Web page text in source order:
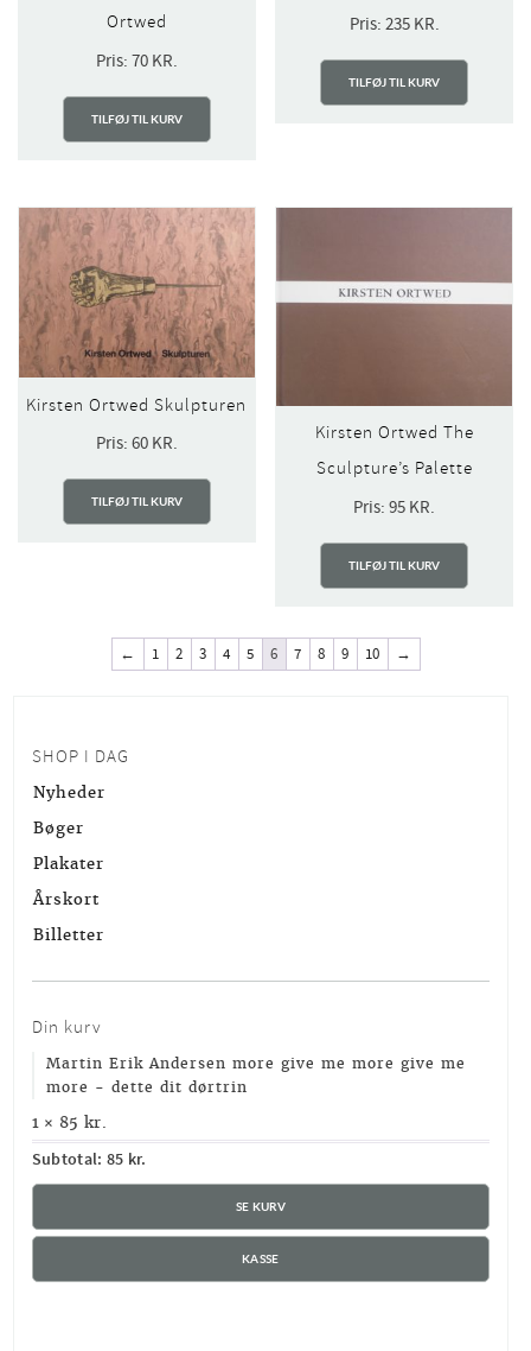
Ortwed
Pris: 70 KR.
TILFØJ TIL KURV
Pris: 235 KR.
TILFØJ TIL KURV
Kirsten Ortwed Skulpturen
Pris: 60 KR.
TILFØJ TIL KURV
Kirsten Ortwed The
Sculpture’s Palette
Pris:95 KR.
TILFØJ TIL KURV
← 1 2 3 4 5 6 7 8 9 10 →
SHOP I DAG
Nyheder
Bøger
Plakater
Årskort
Billetter
Din kurv
Martin Erik Andersen more give me more give me
more - dette dit dørtrin
1 × 85 kr.
Subtotal: 85 kr.
SE KURV
KASSE